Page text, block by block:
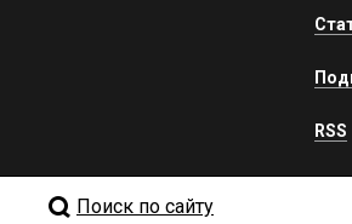
RSS
Поиск по сайту